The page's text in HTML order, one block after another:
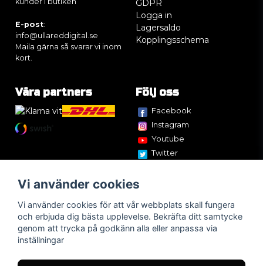
E-post:
info@ullareddigital.se
Maila gärna så svarar vi inom
kort.
GDPR
Logga in
Lagersaldo
Kopplingsschema
Våra partners Följ oss
Facebook
Instagram
Youtube
Twitter
Vi använder cookies
Vi använder cookies för att vår webbplats skall fungera
och erbjuda dig bästa upplevelse. Bekräfta ditt samtycke
genom att trycka på godkänn alla eller anpassa via
inställningar